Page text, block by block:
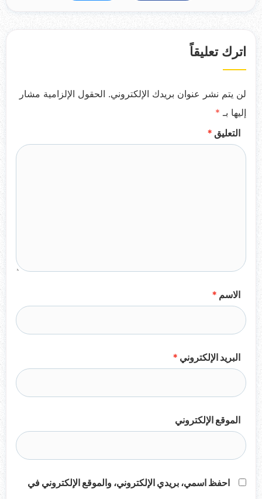
k
اترك تعليقاً
لن يتم نشر عنوان بريدك الإلكتروني. الحقول الإلزامية مشار
إليها بـ *
التعليق *
الاسم *
البريد الإلكتروني *
الموقع الإلكتروني
احفظ اسمي، بريدي الإلكتروني، والموقع الإلكتروني في